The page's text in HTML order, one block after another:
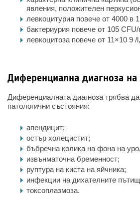
явления, положителен
левкоцитурия повече от 4000 в
бактериурия повече от 105 CFU/
левкоцитоза повече от 11×10 9 /
Диференциална диагноза
Диференциалната диагноза трябва
патологични състояния:
апендицит;
остър холецистит;
бъбречна колика на фона на
извънматочна бременност;
руптура на киста на яйчника;
инфекции на дихателните
токсоплазмоза.